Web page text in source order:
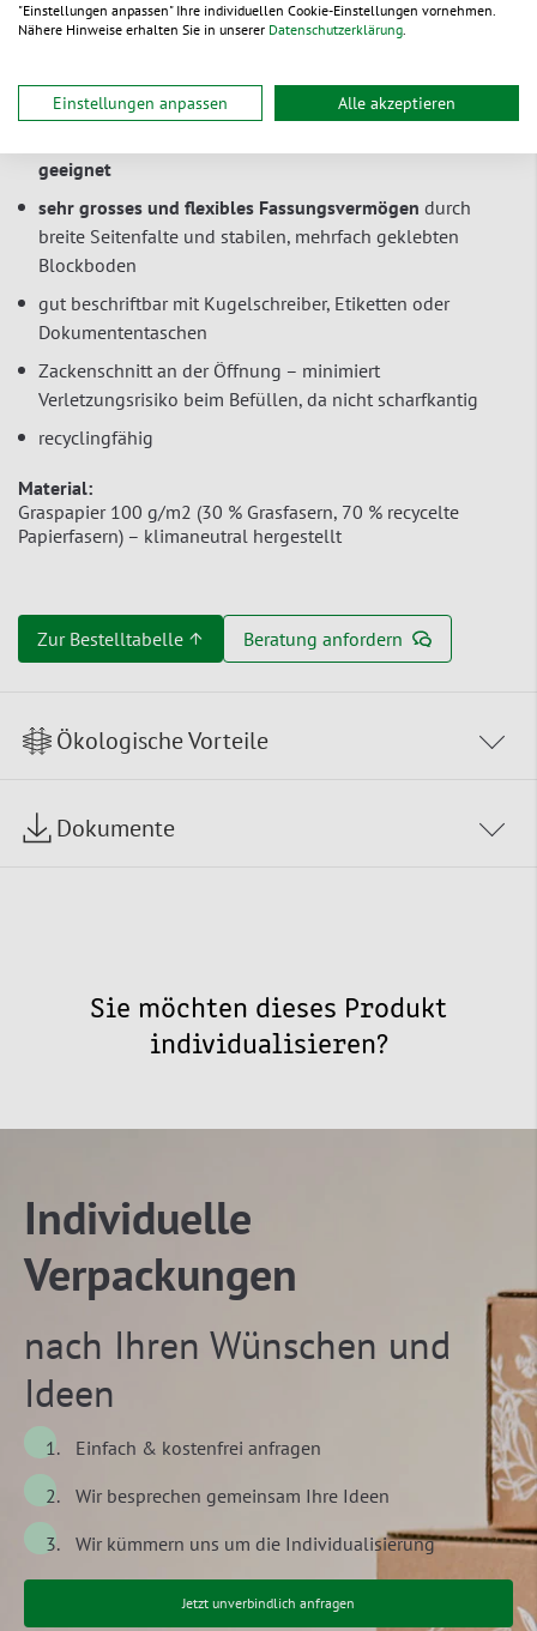
die Rücksendung von Waren in der Originalverpackung.
mit doppeltem Selbstklebeverschluss– einfach zu
geeignet
sehr grosses und flexibles Fassungsvermögen durch
breite Seitenfalte und stabilen, mehrfach geklebten
Blockboden
gut beschriftbar mit Kugelschreiber, Etiketten oder
Dokumententaschen
Zackenschnitt an der Öffnung – minimiert
Verletzungsrisiko beim Befüllen, da nicht scharfkantig
recyclingfähig
Material:
Graspapier 100 g/m2 (30 % Grasfasern, 70 % recycelte
Papierfasern) – klimaneutral hergestellt
Zur Bestelltabelle ↑ Beratung anfordern
Ökologische Vorteile
Dokumente
Sie möchten dieses Produkt
individualisieren?
Individuelle
Verpackungen
nach Ihren Wünschen und
Ideen
Einfach & kostenfrei anfragen
Wir besprechen gemeinsam Ihre Ideen
Wir kümmern uns um die Individualisierung
Jetzt unverbindlich anfragen
"Einstellungen anpassen" Ihre individuellen Cookie-Einstellungen vornehmen.
Nähere Hinweise erhalten Sie in unserer Datenschutzerklärung.
Einstellungen anpassen Alle akzeptieren